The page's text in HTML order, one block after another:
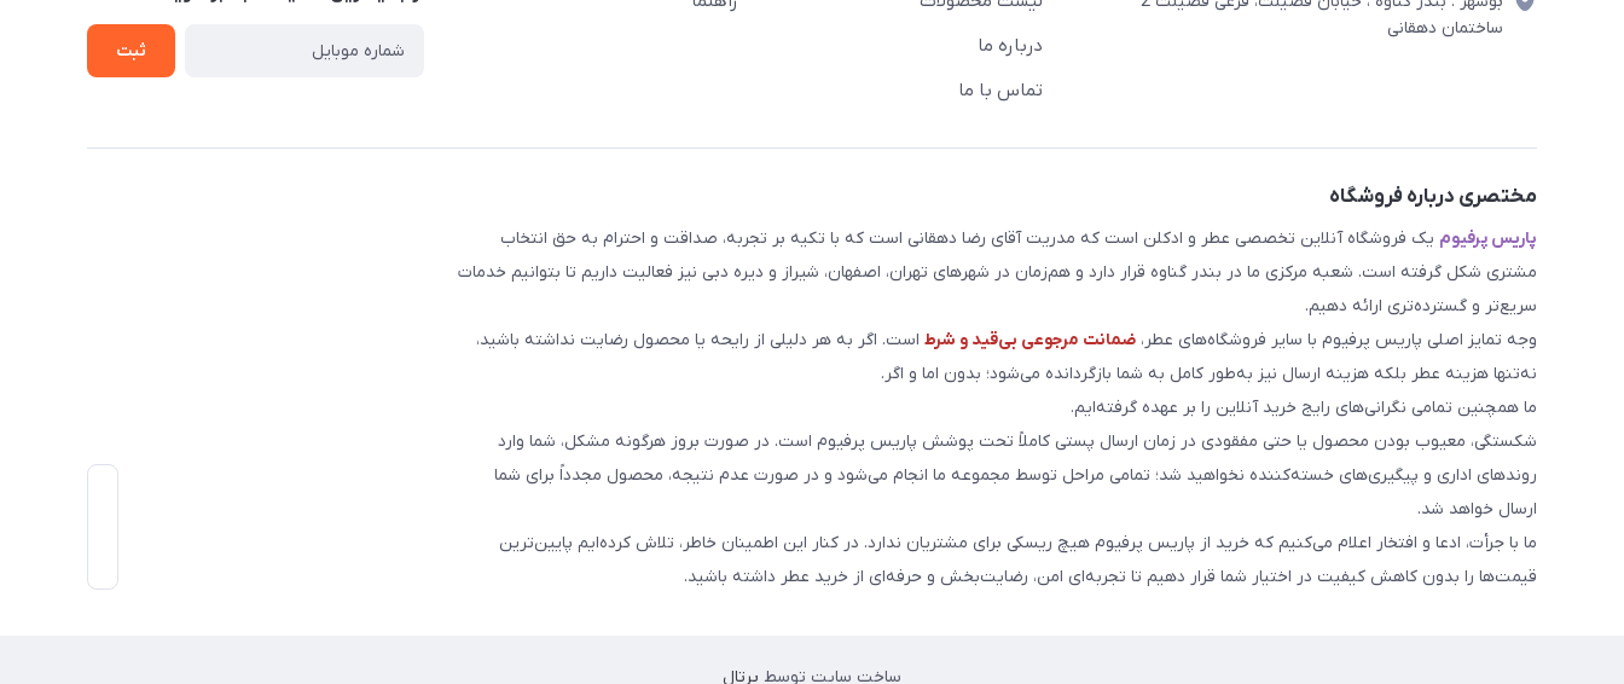
ساختمان دهقانی
درباره ما
تماس با ما
ثبت
مختصری درباره فروشگاه
پاریس پرفیوم یک فروشگاه آنلاین تخصصی عطر و ادکلن است که مدریت آقای رضا دهقانی است که با تکیه بر تجربه، صداقت و احترام به حق انتخاب
مشتری شکل گرفته است. شعبه مرکزی ما در بندر گناوه قرار دارد و هم‌زمان در شهرهای تهران، اصفهان، شیراز و دیره دبی نیز فعالیت داریم تا بتوانیم خدمات
سریع‌تر و گسترده‌تری ارائه دهیم.
وجه تمایز اصلی پاریس پرفیوم با سایر فروشگاه‌های عطر، ضمانت مرجوعی بی‌قید و شرط است. اگر به هر دلیلی از رایحه یا محصول رضایت نداشته باشید،
نه‌تنها هزینه عطر بلکه هزینه ارسال نیز به‌طور کامل به شما بازگردانده می‌شود؛ بدون اما و اگر.
ما همچنین تمامی نگرانی‌های رایج خرید آنلاین را بر عهده گرفته‌ایم.
شکستگی، معیوب بودن محصول یا حتی مفقودی در زمان ارسال پستی کاملاً تحت پوشش پاریس پرفیوم است. در صورت بروز هرگونه مشکل، شما وارد
روندهای اداری و پیگیری‌های خسته‌کننده نخواهید شد؛ تمامی مراحل توسط مجموعه ما انجام می‌شود و در صورت عدم نتیجه، محصول مجدداً برای شما
ارسال خواهد شد.
ما با جرأت، ادعا و افتخار اعلام می‌کنیم که خرید از پاریس پرفیوم هیچ ریسکی برای مشتریان ندارد. در کنار این اطمینان خاطر، تلاش کرده‌ایم پایین‌ترین
قیمت‌ها را بدون کاهش کیفیت در اختیار شما قرار دهیم تا تجربه‌ای امن، رضایت‌بخش و حرفه‌ای از خرید عطر داشته باشید.
ساخت سایت توسط پرتال